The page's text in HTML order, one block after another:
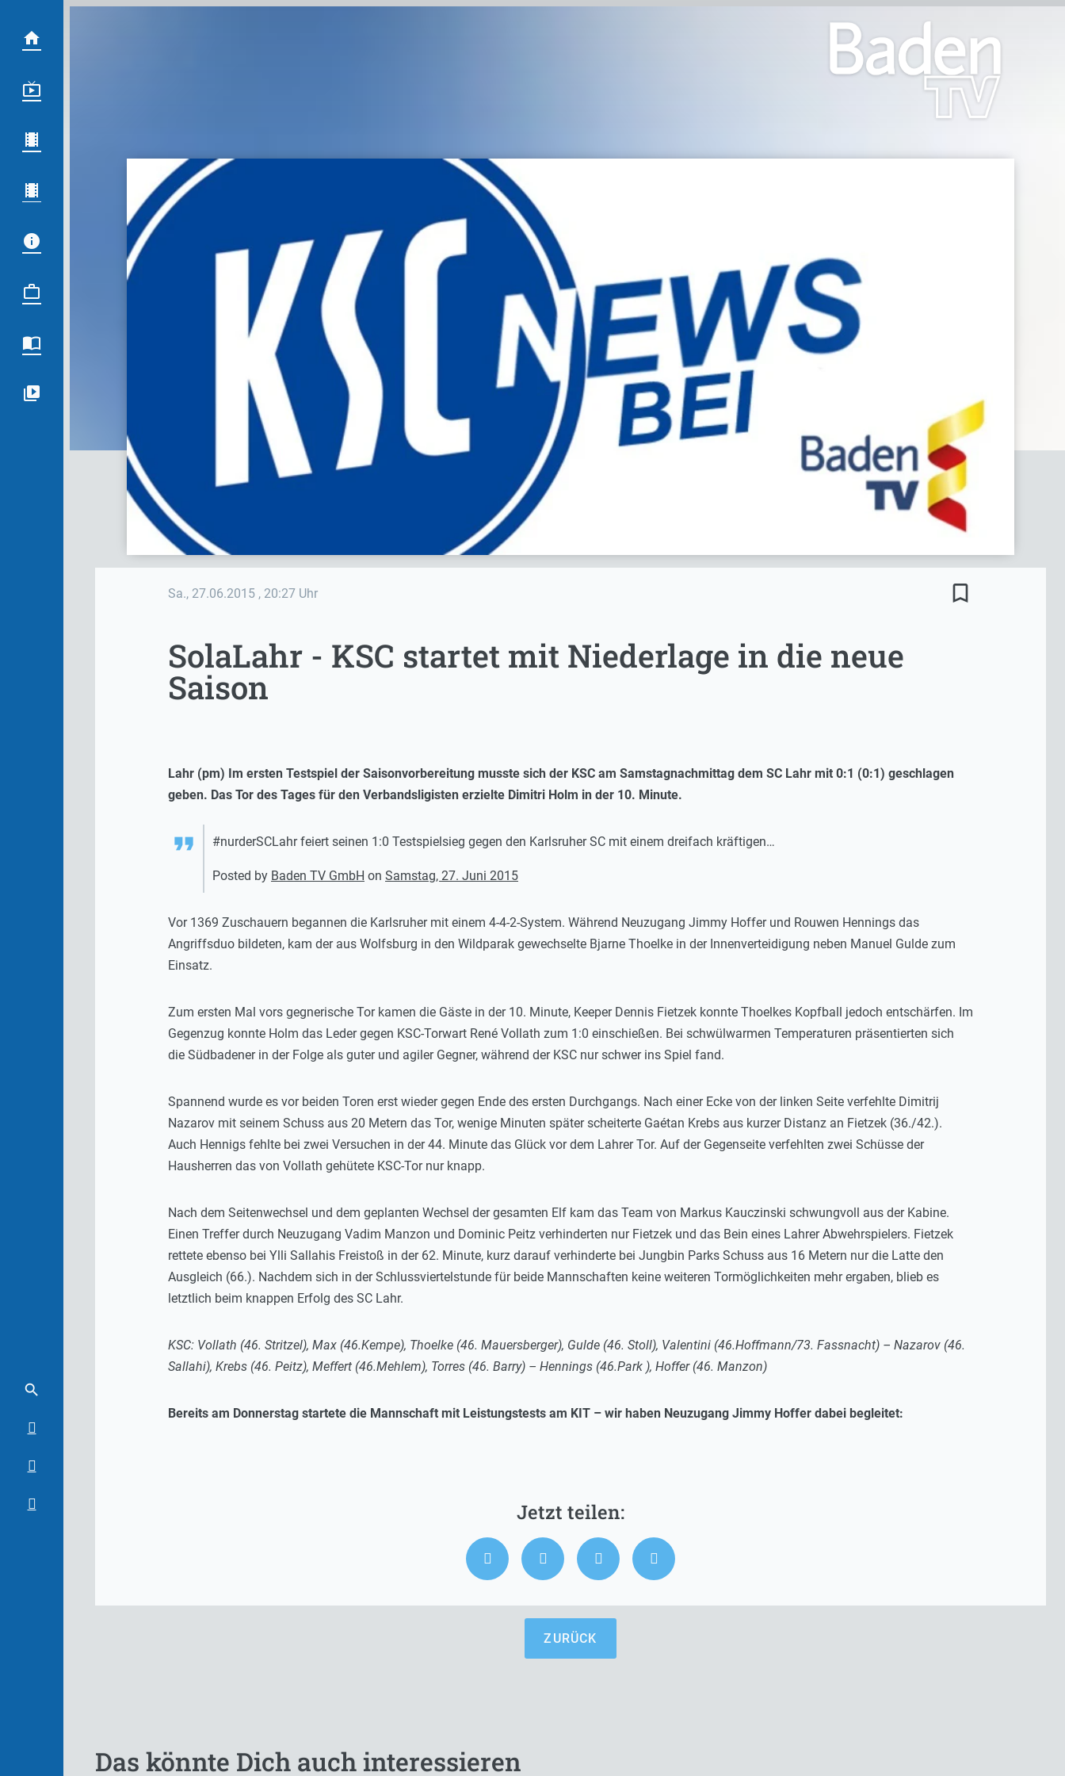
Sa., 27.06.2015 , 20:27 Uhr bookmark_border
SolaLahr - KSC startet mit Niederlage in die neue
Saison
Lahr (pm) Im ersten Testspiel der Saisonvorbereitung musste sich der KSC am Samstagnachmittag dem SC Lahr mit 0:1 (0:1) geschlagen
geben. Das Tor des Tages für den Verbandsligisten erzielte Dimitri Holm in der 10. Minute.
#nurderSCLahr feiert seinen 1:0 Testspielsieg gegen den Karlsruher SC mit einem dreifach kräftigen…
Posted by Baden TV GmbH on Samstag, 27. Juni 2015
Vor 1369 Zuschauern begannen die Karlsruher mit einem 4-4-2-System. Während Neuzugang Jimmy Hoffer und Rouwen Hennings das
Angriffsduo bildeten, kam der aus Wolfsburg in den Wildparak gewechselte Bjarne Thoelke in der Innenverteidigung neben Manuel Gulde zum
Einsatz.
Zum ersten Mal vors gegnerische Tor kamen die Gäste in der 10. Minute, Keeper Dennis Fietzek konnte Thoelkes Kopfball jedoch entschärfen. Im
Gegenzug konnte Holm das Leder gegen KSC-Torwart René Vollath zum 1:0 einschießen. Bei schwülwarmen Temperaturen präsentierten sich
die Südbadener in der Folge als guter und agiler Gegner, während der KSC nur schwer ins Spiel fand.
Spannend wurde es vor beiden Toren erst wieder gegen Ende des ersten Durchgangs. Nach einer Ecke von der linken Seite verfehlte Dimitrij
Nazarov mit seinem Schuss aus 20 Metern das Tor, wenige Minuten später scheiterte Gaétan Krebs aus kurzer Distanz an Fietzek (36./42.).
Auch Hennigs fehlte bei zwei Versuchen in der 44. Minute das Glück vor dem Lahrer Tor. Auf der Gegenseite verfehlten zwei Schüsse der
Hausherren das von Vollath gehütete KSC-Tor nur knapp.
Nach dem Seitenwechsel und dem geplanten Wechsel der gesamten Elf kam das Team von Markus Kauczinski schwungvoll aus der Kabine.
Einen Treffer durch Neuzugang Vadim Manzon und Dominic Peitz verhinderten nur Fietzek und das Bein eines Lahrer Abwehrspielers. Fietzek
rettete ebenso bei Ylli Sallahis Freistoß in der 62. Minute, kurz darauf verhinderte bei Jungbin Parks Schuss aus 16 Metern nur die Latte den
Ausgleich (66.). Nachdem sich in der Schlussviertelstunde für beide Mannschaften keine weiteren Tormöglichkeiten mehr ergaben, blieb es
letztlich beim knappen Erfolg des SC Lahr.
KSC: Vollath (46. Stritzel), Max (46.Kempe), Thoelke (46. Mauersberger), Gulde (46. Stoll), Valentini (46.Hoffmann/73. Fassnacht) – Nazarov (46.
Sallahi), Krebs (46. Peitz), Meffert (46.Mehlem), Torres (46. Barry) – Hennings (46.Park ), Hoffer (46. Manzon)
Bereits am Donnerstag startete die Mannschaft mit Leistungstests am KIT – wir haben Neuzugang Jimmy Hoffer dabei begleitet:
ZURÜCK
Das könnte Dich auch interessieren